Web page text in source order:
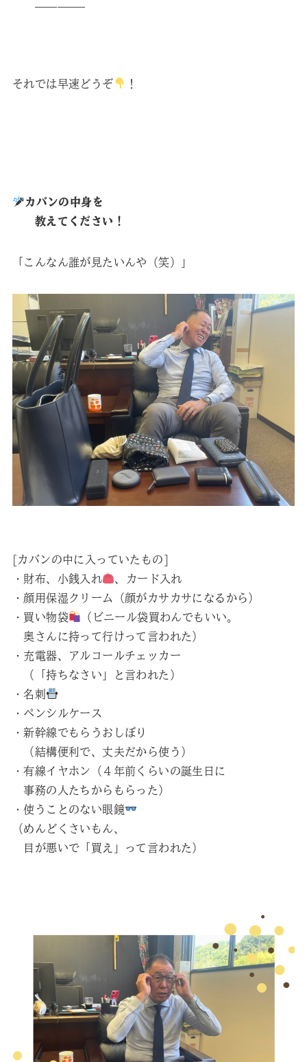
————–
それでは早速どうぞ ！
カバンの中身を
教えてください！
「こんなん誰が見たいんや（笑）」
[カバンの中に入っていたもの]
・財布、小銭入れ
、カード入れ
・顔用保湿クリーム（顔がカサカサになるから）
・買い物袋
（ビニール袋買わんでもいい。
奥さんに持って行けって言われた）
・充電器、アルコールチェッカー
（「持ちなさい」と言われた）
・名刺
・ペンシルケース
・新幹線でもらうおしぼり
（結構便利で、丈夫だから使う）
・有線イヤホン（４年前くらいの誕生日に
事務の人たちからもらった）
・使うことのない眼鏡
（めんどくさいもん、
目が悪いで「買え」って言われた）